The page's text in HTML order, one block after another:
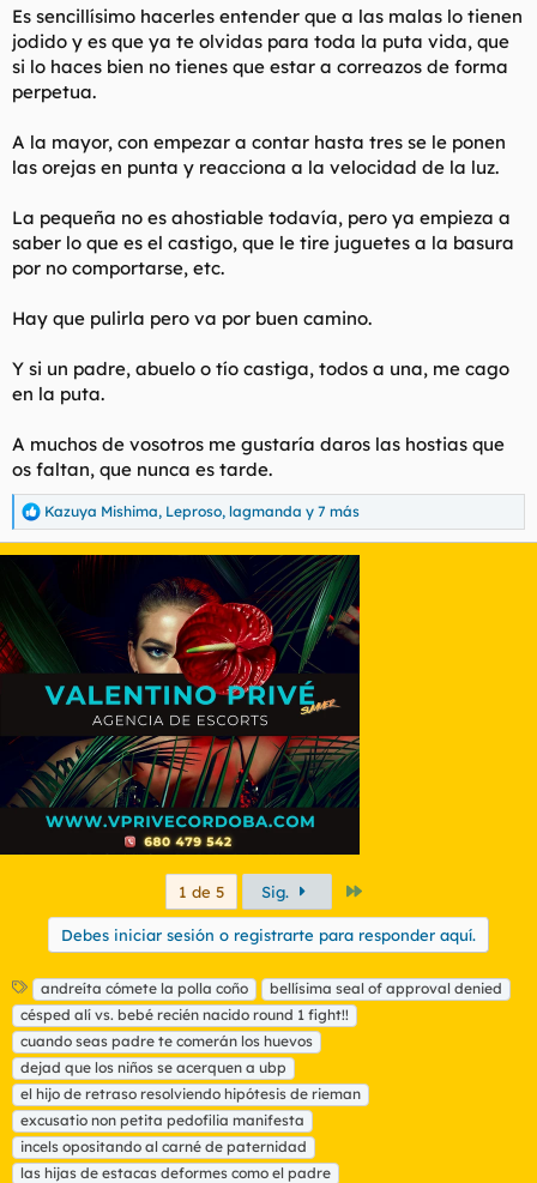
Es sencillísimo hacerles entender que a las malas lo tienen
jodido y es que ya te olvidas para toda la puta vida, que
si lo haces bien no tienes que estar a correazos de forma
perpetua.
A la mayor, con empezar a contar hasta tres se le ponen
las orejas en punta y reacciona a la velocidad de la luz.
La pequeña no es ahostiable todavía, pero ya empieza a
saber lo que es el castigo, que le tire juguetes a la basura
por no comportarse, etc.
Hay que pulirla pero va por buen camino.
Y si un padre, abuelo o tío castiga, todos a una, me cago
en la puta.
A muchos de vosotros me gustaría daros las hostias que
os faltan, que nunca es tarde.
R
e
a
o
n
e
Kazuya Mishima, Leproso, lagmanda y 7 más
1 de 5 Sig.
Debes iniciar sesión o registrarte para responder aquí.
E
t
i
q
u
e
t
a
s
andreíta cómete la polla coño
bellísima seal of approval denied
césped alí vs. bebé recién nacido round 1 fight!!
cuando seas padre te comerán los huevos
dejad que los niños se acerquen a ubp
el hijo de retraso resolviendo hipótesis de rieman
excusatio non petita pedofilia manifesta
incels opositando al carné de paternidad
las hijas de estacas deformes como el padre